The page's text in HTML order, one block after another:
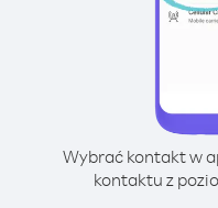
Wybrać kontakt w
kontaktu z